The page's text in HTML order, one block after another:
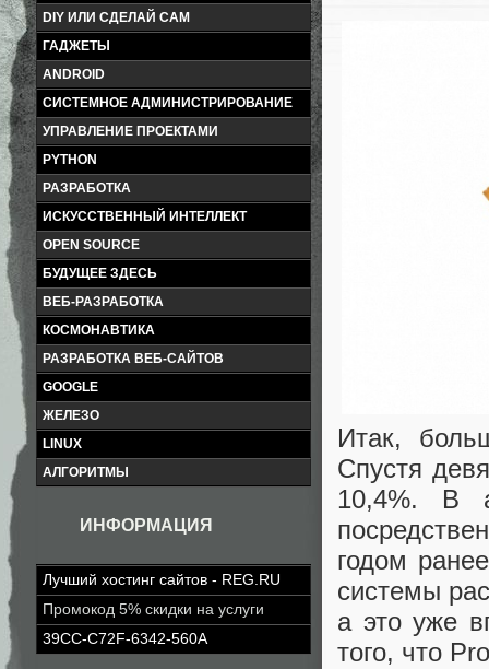
DIY ИЛИ СДЕЛАЙ САМ
ГАДЖЕТЫ
ANDROID
СИСТЕМНОЕ АДМИНИСТРИРОВАНИЕ
УПРАВЛЕНИЕ ПРОЕКТАМИ
PYTHON
РАЗРАБОТКА
ИСКУССТВЕННЫЙ ИНТЕЛЛЕКТ
OPEN SOURCE
БУДУЩЕЕ ЗДЕСЬ
ВЕБ-РАЗРАБОТКА
КОСМОНАВТИКА
РАЗРАБОТКА ВЕБ-САЙТОВ
GOOGLE
ЖЕЛЕЗО
LINUX
АЛГОРИТМЫ
ИНФОРМАЦИЯ
Лучший хостинг сайтов - REG.RU
Промокод 5% скидки на услуги
39CC-C72F-6342-560A
Итак,
Спустя
10,4%. В
годом
системы
а это уже
того, что